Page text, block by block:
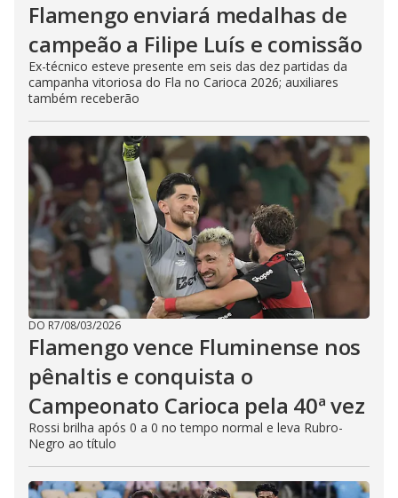
Flamengo enviará medalhas de
campeão a Filipe Luís e comissão
Ex-técnico esteve presente em seis das dez partidas da
campanha vitoriosa do Fla no Carioca 2026; auxiliares
também receberão
DO R7/08/03/2026
Flamengo vence Fluminense nos
pênaltis e conquista o
Campeonato Carioca pela 40ª vez
Rossi brilha após 0 a 0 no tempo normal e leva Rubro-
Negro ao título